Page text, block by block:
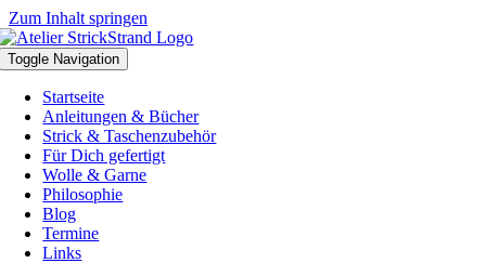
Zum Inhalt springen
Toggle Navigation
Startseite
Anleitungen & Bücher
Strick & Taschenzubehör
Für Dich gefertigt
Wolle & Garne
Philosophie
Blog
Termine
Links